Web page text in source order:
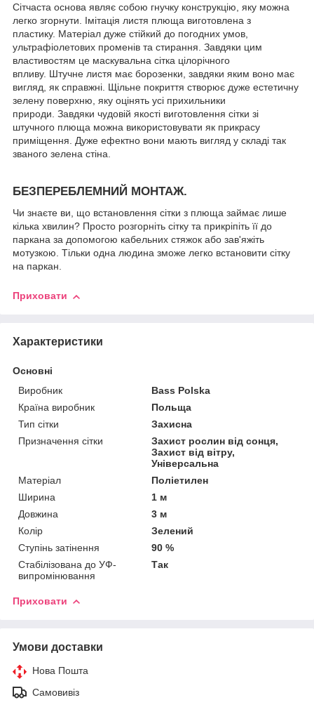
Сітчаста основа являє собою гнучку конструкцію, яку можна
легко згорнути. Імітація листя плюща виготовлена з
пластику. Матеріал дуже стійкий до погодних умов,
ультрафіолетових променів та стирання. Завдяки цим
властивостям це маскувальна сітка цілорічного
впливу. Штучне листя має борозенки, завдяки яким воно має
вигляд, як справжні. Щільне покриття створює дуже естетичну
зелену поверхню, яку оцінять усі прихильники
природи. Завдяки чудовій якості виготовлення сітки зі
штучного плюща можна використовувати як прикрасу
приміщення. Дуже ефектно вони мають вигляд у складі так
званого зелена стіна.
БЕЗПЕРЕБЛЕМНИЙ МОНТАЖ.
Чи знаєте ви, що встановлення сітки з плюща займає лише
кілька хвилин? Просто розгорніть сітку та прикріпіть її до
паркана за допомогою кабельних стяжок або зав'яжіть
мотузкою. Тільки одна людина зможе легко встановити сітку
на паркан.
Приховати
Характеристики
Основні
Виробник
Bass Polska
Країна виробник
Польща
Тип сітки
Захисна
Призначення сітки
Захист рослин від сонця,
Захист від вітру,
Універсальна
Матеріал
Поліетилен
Ширина
1 м
Довжина
3 м
Колір
Зелений
Ступінь затінення
90 %
Стабілізована до УФ-
випромінювання
Так
Приховати
Умови доставки
Нова Пошта
Самовивіз